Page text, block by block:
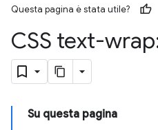
Questa pagina è stata utile?
CSS text-
Su questa pagina